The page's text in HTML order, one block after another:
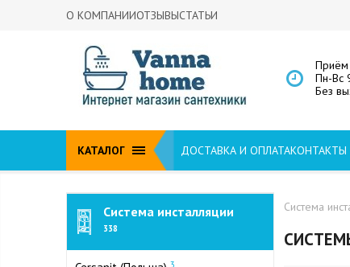
О КОМПАНИИОТЗЫВЫСТАТЬИ
Приём
Пн-Вс
Без
КАТАЛОГ ДОСТАВКА И ОПЛАТАКОНТАКТЫ
Система инсталляции
338
3
Система